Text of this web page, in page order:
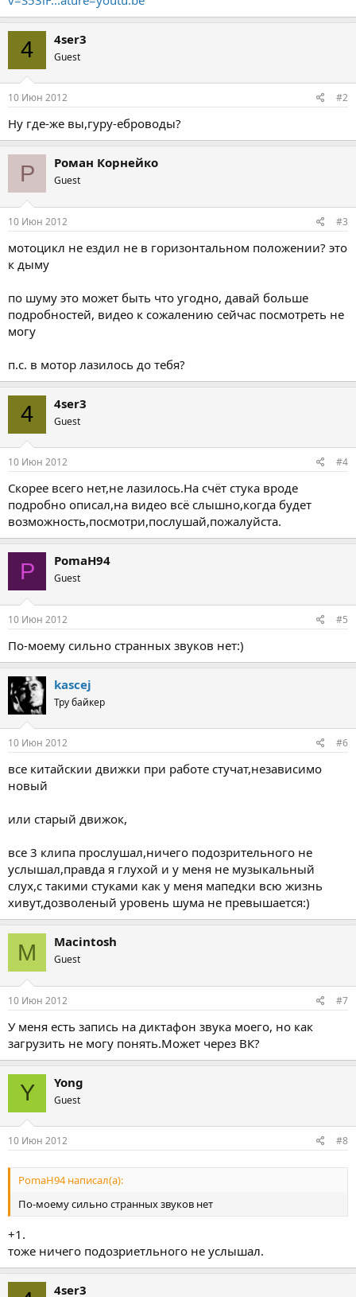
4 4ser3
Guest
10 Июн 2012 #2
Ну где-же вы,гуру-еброводы?
Р Роман Корнейко
Guest
10 Июн 2012 #3
мотоцикл не ездил не в горизонтальном положении? это
к дыму
по шуму это может быть что угодно, давай больше
подробностей, видео к сожалению сейчас посмотреть не
могу
п.с. в мотор лазилось до тебя?
4 4ser3
Guest
10 Июн 2012 #4
Скорее всего нет,не лазилось.На счёт стука вроде
подробно описал,на видео всё слышно,когда будет
возможность,посмотри,послушай,пожалуйста.
P PomaH94
Guest
10 Июн 2012 #5
По-моему сильно странных звуков нет:)
kascej
Тру байкер
10 Июн 2012 #6
все китайскии движки при работе стучат,независимо
новый
или старый движок,
все 3 клипа прослушал,ничего подозрительного не
услышал,правда я глухой и у меня не музыкальный
слух,с такими стуками как у меня мапедки всю жизнь
хивут,дозволеный уровень шума не превышается:)
M Macintosh
Guest
10 Июн 2012 #7
У меня есть запись на диктафон звука моего, но как
загрузить не могу понять.Может через ВК?
Y Yong
Guest
10 Июн 2012 #8
PomaH94 написал(а):
По-моему сильно странных звуков нет
+1.
тоже ничего подозриетльного не услышал.
4ser3